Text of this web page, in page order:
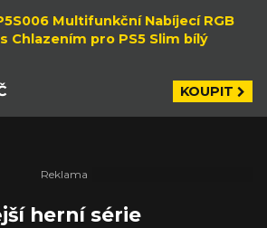
Multifunkční Nabíjecí RGB
Chlazením pro PS5 Slim bílý
KOUPIT
herní série